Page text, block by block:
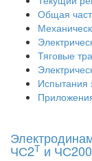
Общая
Тяговые
Испытания
ЧС2Т и ЧС200